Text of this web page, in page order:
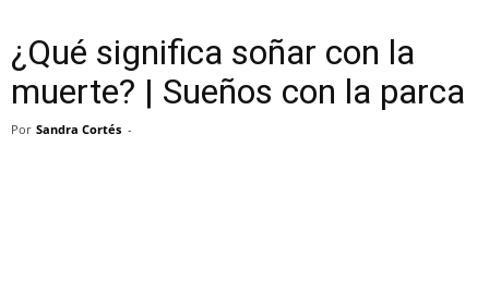
¿Qué significa soñar con la
muerte? | Sueños con la parca
Por Sandra Cortés -